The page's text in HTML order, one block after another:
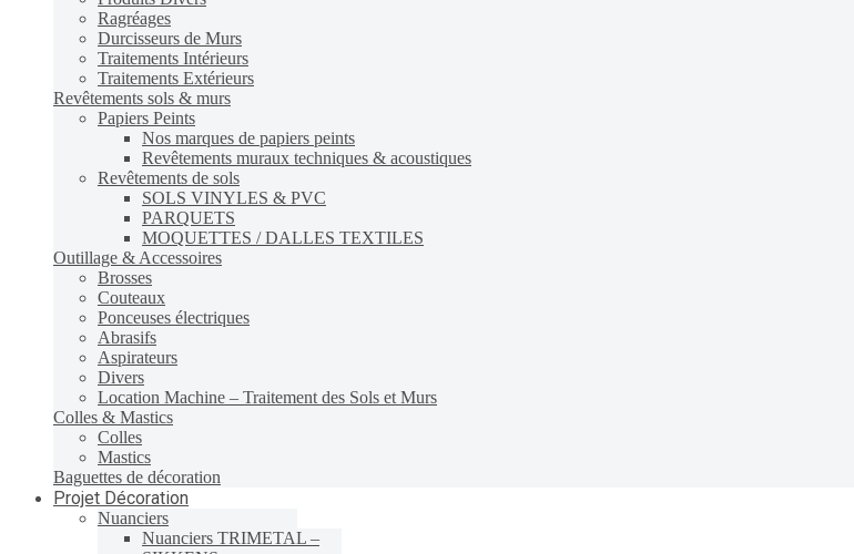
Ragréages
Durcisseurs de Murs
Traitements Intérieurs
Traitements Extérieurs
Revêtements sols & murs
Papiers Peints
Nos marques de papiers peints
Revêtements muraux techniques & acoustiques
Revêtements de sols
SOLS VINYLES & PVC
PARQUETS
MOQUETTES / DALLES TEXTILES
Outillage & Accessoires
Brosses
Couteaux
Ponceuses électriques
Abrasifs
Aspirateurs
Divers
Location Machine – Traitement des Sols et Murs
Colles & Mastics
Colles
Mastics
Baguettes de décoration
Projet Décoration
Nuanciers
Nuanciers TRIMETAL –